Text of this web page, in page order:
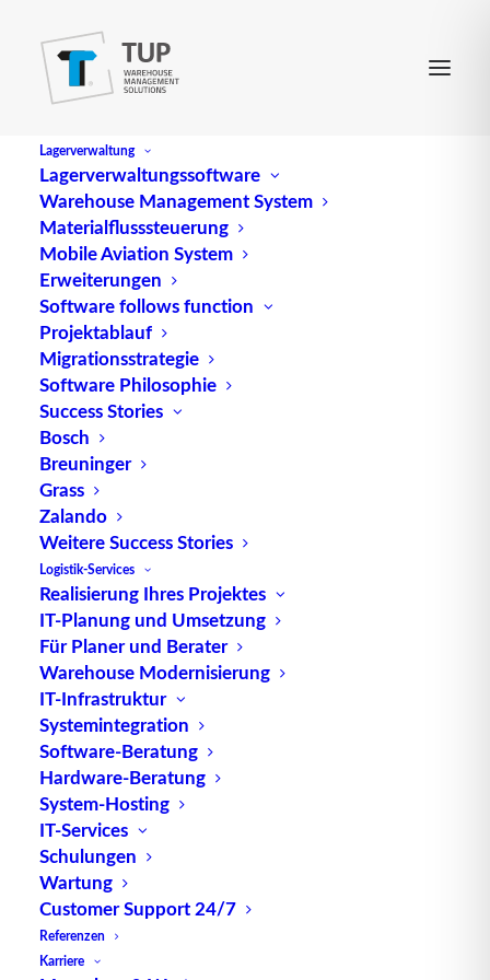
Lagerverwaltung
Lagerverwaltungssoftware
Warehouse Management System
Materialflusssteuerung
Mobile Aviation System
Erweiterungen
Software follows function
Projektablauf
Migrationsstrategie
Software Philosophie
Success Stories
Bosch
Breuninger
Grass
Zalando
Weitere Success Stories
Logistik-Services
Realisierung Ihres Projektes
IT-Planung und Umsetzung
Für Planer und Berater
Warehouse Modernisierung
IT-Infrastruktur
Systemintegration
Software-Beratung
Hardware-Beratung
System-Hosting
IT-Services
Schulungen
Wartung
Customer Support 24/7
Referenzen
Karriere
IWML-Report - Wie
Greenfield-Projekte mit TUP
laufen
Über den IWML-ReportDas Ziel von
„Irgendwas mit Logistik“ ist, das…
by TUP Redaktion